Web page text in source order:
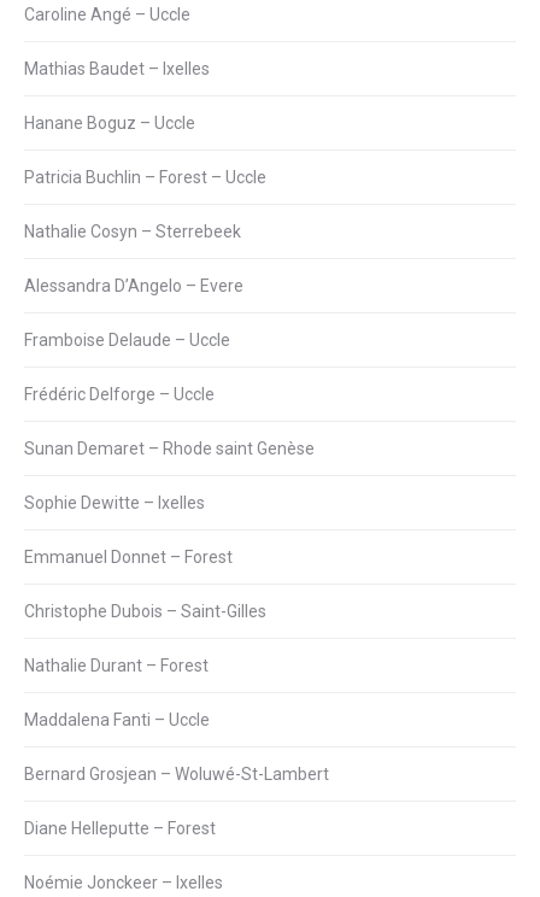
Caroline Angé – Uccle
Mathias Baudet – Ixelles
Hanane Boguz – Uccle
Patricia Buchlin – Forest – Uccle
Nathalie Cosyn – Sterrebeek
Alessandra D’Angelo – Evere
Framboise Delaude – Uccle
Frédéric Delforge – Uccle
Sunan Demaret – Rhode saint Genèse
Sophie Dewitte – Ixelles
Emmanuel Donnet – Forest
Christophe Dubois – Saint-Gilles
Nathalie Durant – Forest
Maddalena Fanti – Uccle
Bernard Grosjean – Woluwé-St-Lambert
Diane Helleputte – Forest
Noémie Jonckeer – Ixelles